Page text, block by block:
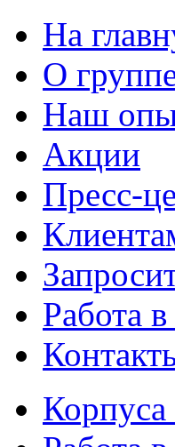
На
О
Наш
Акции
Пресс-
Работа
Корпуса